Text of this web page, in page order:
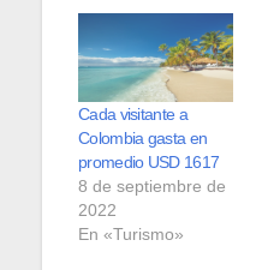
Cada visitante a
Colombia gasta en
promedio USD 1617
8 de septiembre de
2022
En «Turismo»